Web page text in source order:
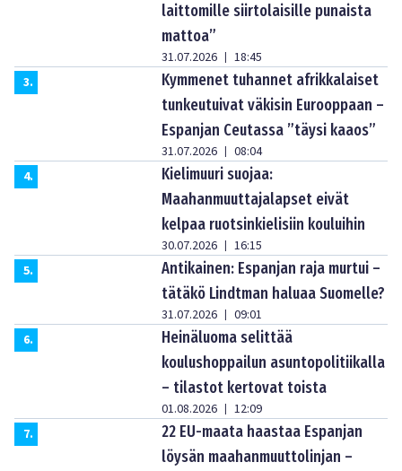
laittomille siirtolaisille punaista
mattoa”
31.07.2026 | 18:45
3.
Kymmenet tuhannet afrikkalaiset
tunkeutuivat väkisin Eurooppaan –
Espanjan Ceutassa ”täysi kaaos”
31.07.2026 | 08:04
4.
Kielimuuri suojaa:
Maahanmuuttajalapset eivät
kelpaa ruotsinkielisiin kouluihin
30.07.2026 | 16:15
5.
Antikainen: Espanjan raja murtui –
tätäkö Lindtman haluaa Suomelle?
31.07.2026 | 09:01
6.
Heinäluoma selittää
koulushoppailun asuntopolitiikalla
– tilastot kertovat toista
01.08.2026 | 12:09
7.
22 EU-maata haastaa Espanjan
löysän maahanmuuttolinjan –